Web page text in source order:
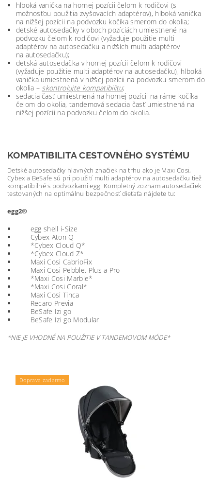
hlboká vanička na hornej pozícii čelom k rodičovi (s
možnosťou použitia zvyšovacích adaptérov), hlboká vanička
na nižšej pozícii na podvozku kočíka smerom do okolia;
detské autosedačky v oboch pozíciách umiestnené na
podvozku čelom k rodičovi (vyžaduje použitie multi
adaptérov na autosedačku a nižších multi adaptérov
na autosedačku);
detská autosedačka v hornej pozícii čelom k rodičovi
(vyžaduje použitie multi adaptérov na autosedačku), hlboká
vanička umiestnená v nižšej pozícii na podvozku smerom do
okolia –skontrolujte kompatibilitu;
sedacia časť umiestnená na hornej pozícii na ráme kočíka
čelom do okolia, tandemová sedacia časť umiestnená na
nižšej pozícii na podvozku čelom do okolia.
KOMPATIBILITA CESTOVNÉHO SYSTÉMU
Detské autosedačky hlavných značiek na trhu ako je Maxi Cosi,
Cybex a BeSafe sú pri použití multi adaptérov na autosedačku tiež
kompatibilné s podvozkami egg. Kompletný zoznam autosedačiek
testovaných na optimálnu bezpečnosť dieťaťa nájdete tu:
egg2®
egg shell i-Size
Cybex Aton Q
*Cybex Cloud Q*
*Cybex Cloud Z*
Maxi Cosi CabrioFix
Maxi Cosi Pebble, Plus a Pro
*Maxi Cosi Marble*
*Maxi Cosi Coral*
Maxi Cosi Tinca
Recaro Previa
BeSafe Izi go
BeSafe Izi go Modular
*NIE JE VHODNÉ NA POUŽITIE V TANDEMOVOM MÓDE*
Doprava zadarmo